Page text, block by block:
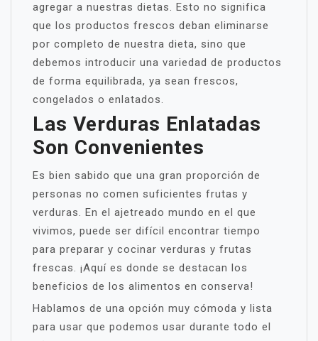
agregar a nuestras dietas. Esto no significa
que los productos frescos deban eliminarse
por completo de nuestra dieta, sino que
debemos introducir una variedad de productos
de forma equilibrada, ya sean frescos,
congelados o enlatados.
Las Verduras Enlatadas
Son Convenientes
Es bien sabido que una gran proporción de
personas no comen suficientes frutas y
verduras. En el ajetreado mundo en el que
vivimos, puede ser difícil encontrar tiempo
para preparar y cocinar verduras y frutas
frescas. ¡Aquí es donde se destacan los
beneficios de los alimentos en conserva!
Hablamos de una opción muy cómoda y lista
para usar que podemos usar durante todo el